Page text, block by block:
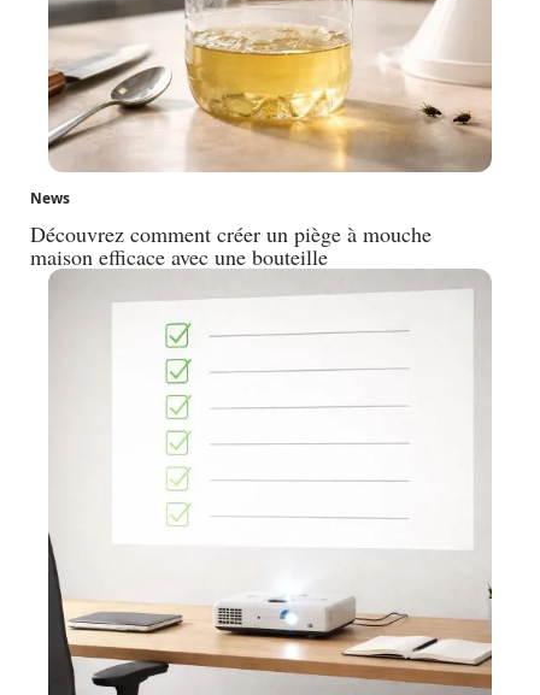
News
Découvrez comment créer un piège à mouche
maison efficace avec une bouteille